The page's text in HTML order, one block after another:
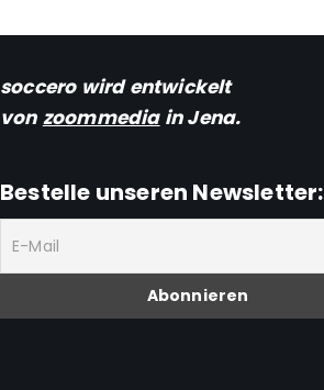
soccero wird entwickelt
von zoommediain Jena.
Bestelle unseren Newsletter: